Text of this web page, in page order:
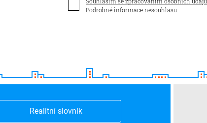
Podrobné informace nesouhlasu
Realitní slovník